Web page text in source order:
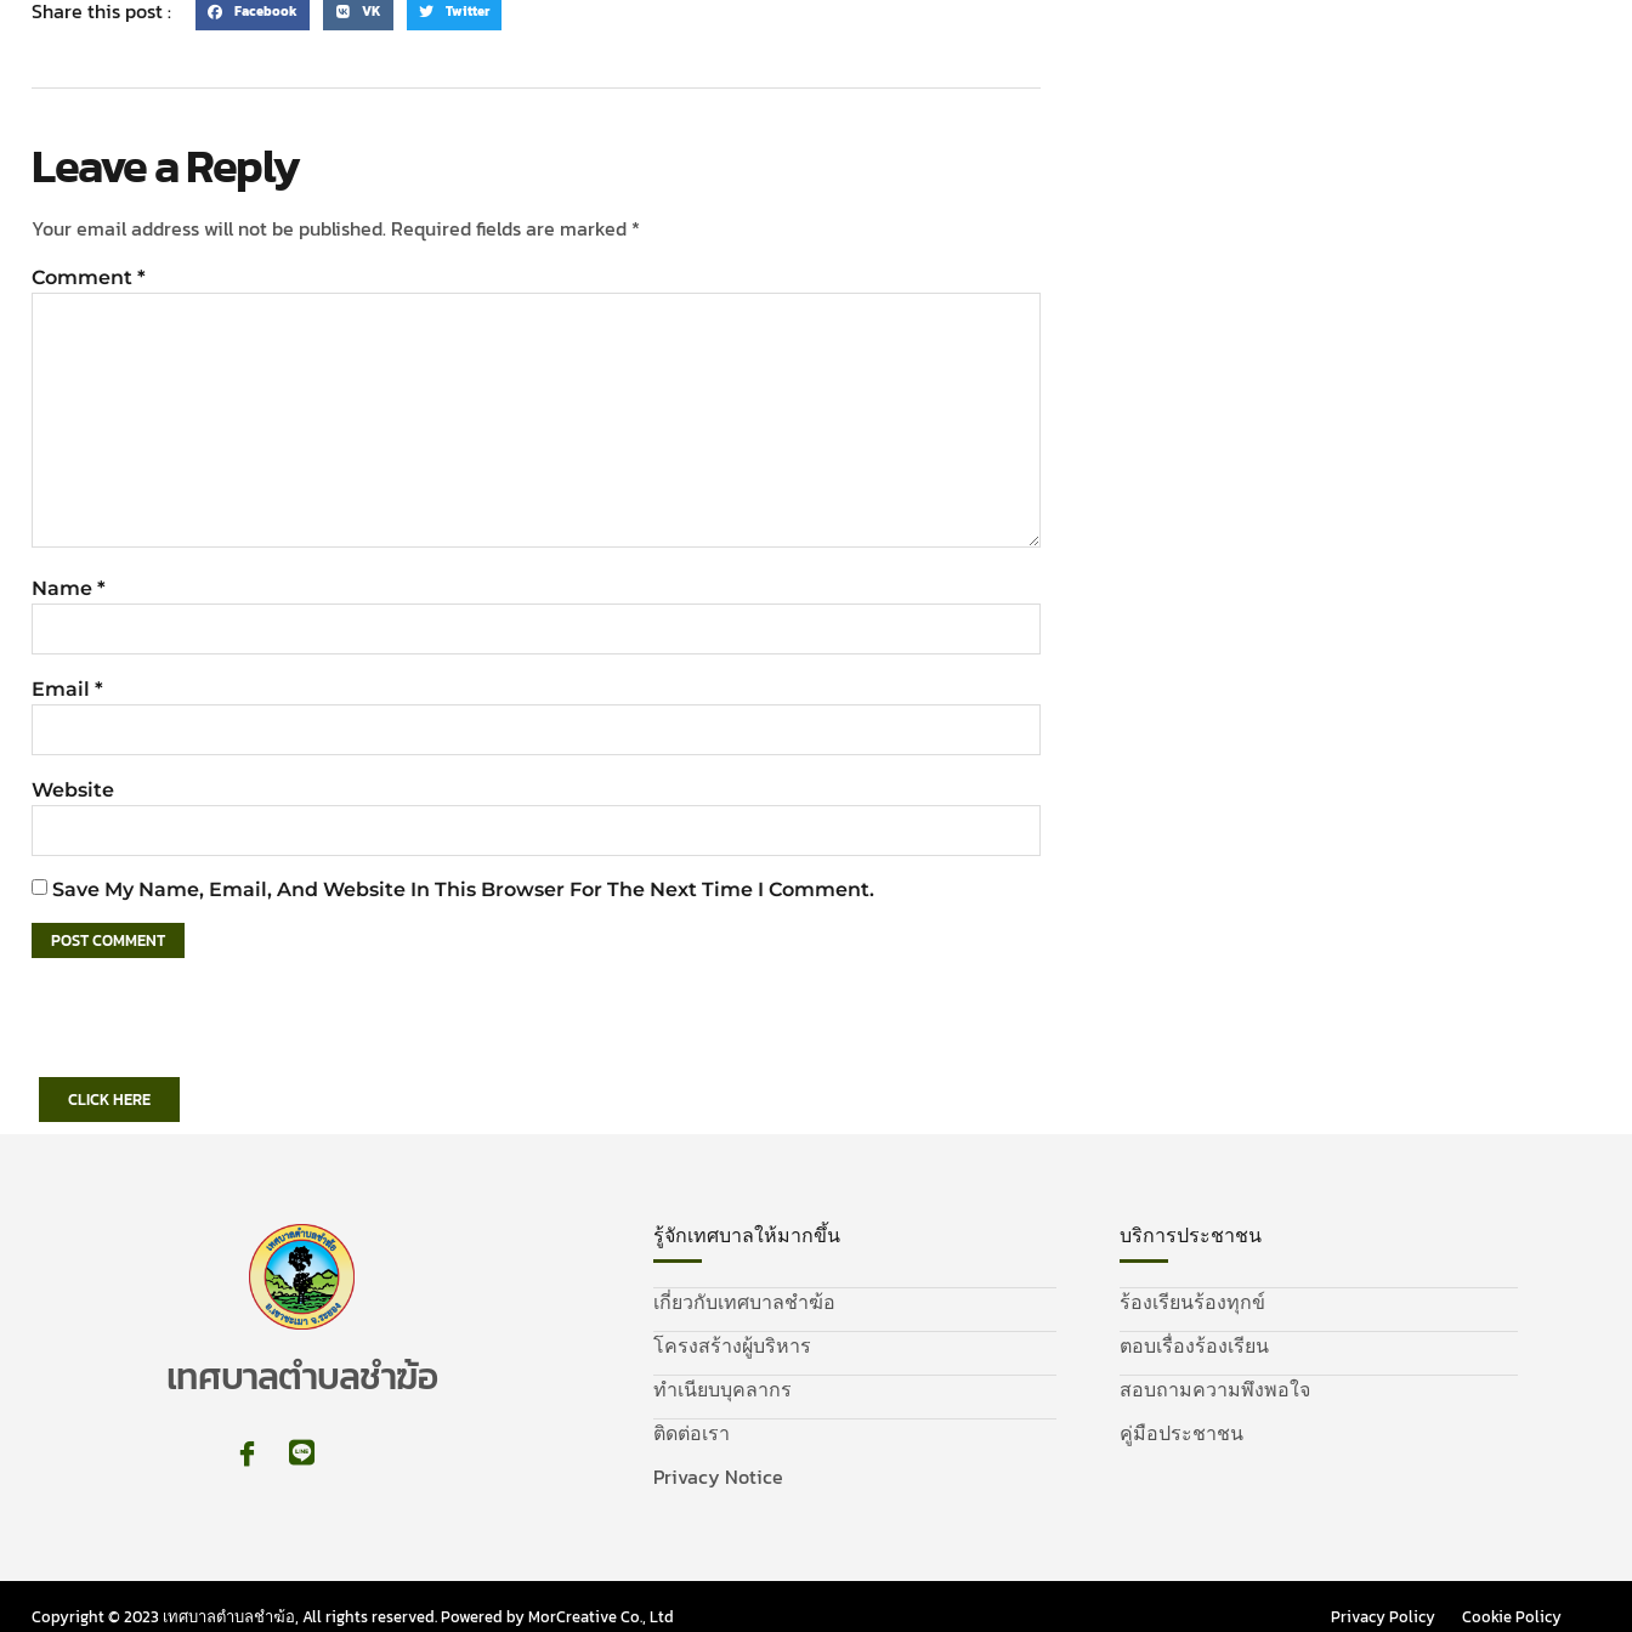
Share this post : Facebook VK Twitter
Leave a Reply
Your email address will not be published. Required fields are marked *
Comment *
Name *
Email *
Website
Save My Name, Email, And Website In This Browser For The Next Time I Comment.
CLICK HERE
เทศบาลตำบลชำฆ้อ
รู้จักเทศบาลให้มากขึ้น
เกี่ยวกับเทศบาลชำฆ้อ
โครงสร้างผู้บริหาร
ทำเนียบบุคลากร
ติดต่อเรา
Privacy Notice
บริการประชาชน
ร้องเรียนร้องทุกข์
ตอบเรื่องร้องเรียน
สอบถามความพึงพอใจ
คู่มือประชาชน
Copyright © 2023 เทศบาลตำบลชำฆ้อ, All rights reserved. Powered by MorCreative Co., Ltd Privacy Policy Cookie Policy